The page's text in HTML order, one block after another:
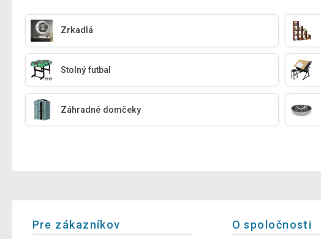
Zrkadlá
Stolný futbal
Záhradné domčeky
Pre zákazníkov O spoločnosti